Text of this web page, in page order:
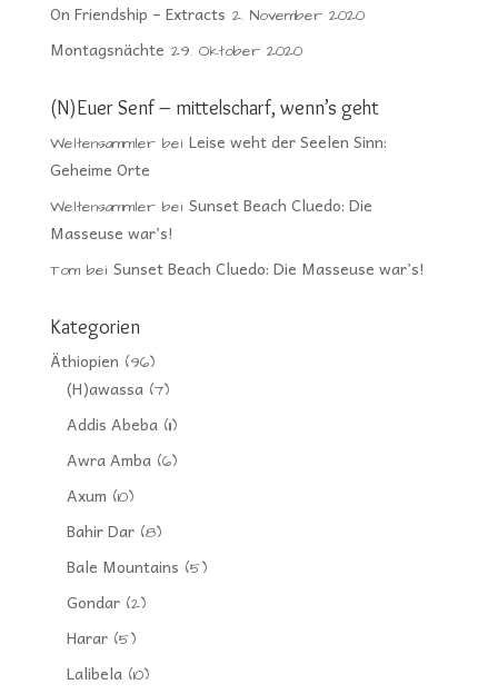
On Friendship – Extracts 2. November 2020
Montagsnächte 29. Oktober 2020
(N)Euer Senf – mittelscharf, wenn’s geht
Weltensammlerbei Leise weht der Seelen Sinn:
Geheime Orte
Weltensammlerbei Sunset Beach Cluedo: Die
Masseuse war’s!
Tombei Sunset Beach Cluedo: Die Masseuse war’s!
Kategorien
Äthiopien (96)
(H)awassa(7)
Addis Abeba(11)
Awra Amba(6)
Axum (10)
Bahir Dar(8)
Bale Mountains (5)
Gondar(2)
Harar(5)
Lalibela(10)